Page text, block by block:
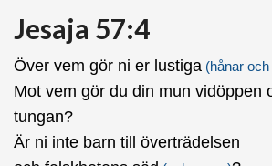
Jesaja 57:4
Över vem gör ni er lustiga (hånar
Mot vem gör du din mun vidöppen
tungan?
Är ni inte barn till överträdelsen